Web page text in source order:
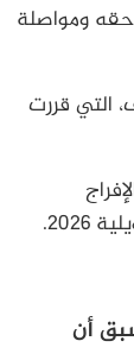
بالسجن في حقه ومواصلة
التي قررت
أن